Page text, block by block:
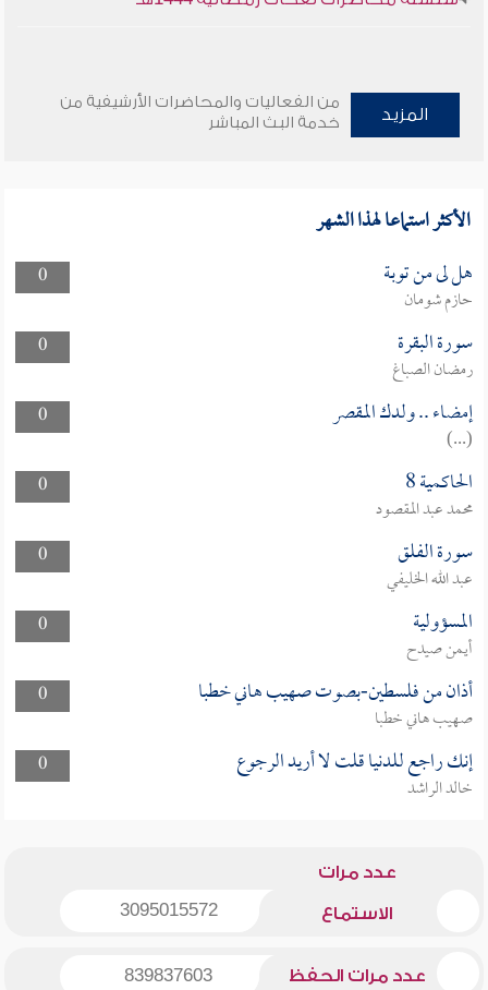
المزيد
من الفعاليات والمحاضرات الأرشيفية من
خدمة البث المباشر
الأكثر استماعا لهذا الشهر
0 هل لى من توبة
حازم شومان
0
سورة البقرة
رمضان الصباغ
0
إمضاء .. ولدك المقصر
(...)
0
الحاكمية 8
محمد عبد المقصود
0
سورة الفلق
عبد الله الخليفي
0
المسؤولية
أيمن صيدح
0
أذان من فلسطين-بصوت صهيب هاني خطبا
صهيب هاني خطبا
0
إنك راجع للدنيا قلت لا أريد الرجوع
خالد الراشد
عدد مرات
الاستماع 3095015572
عدد مرات الحفظ 839837603